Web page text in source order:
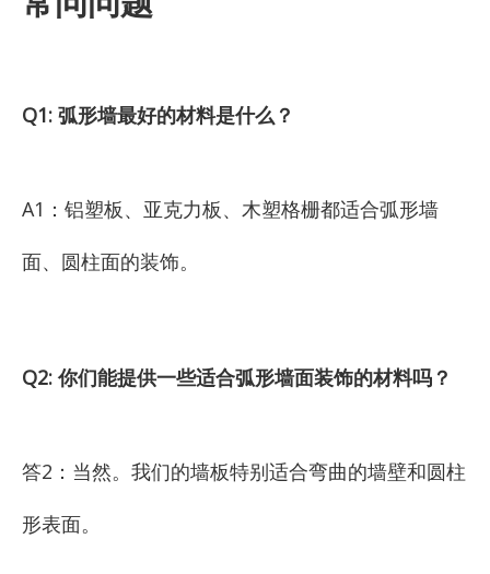
Q1: 弧形墙最好的材料是什么？
A1：铝塑板、亚克力板、木塑格栅都适合弧形墙
面、圆柱面的装饰。
Q2: 你们能提供一些适合弧形墙面装饰的材料吗？
答2：当然。我们的墙板特别适合弯曲的墙壁和圆柱
形表面。